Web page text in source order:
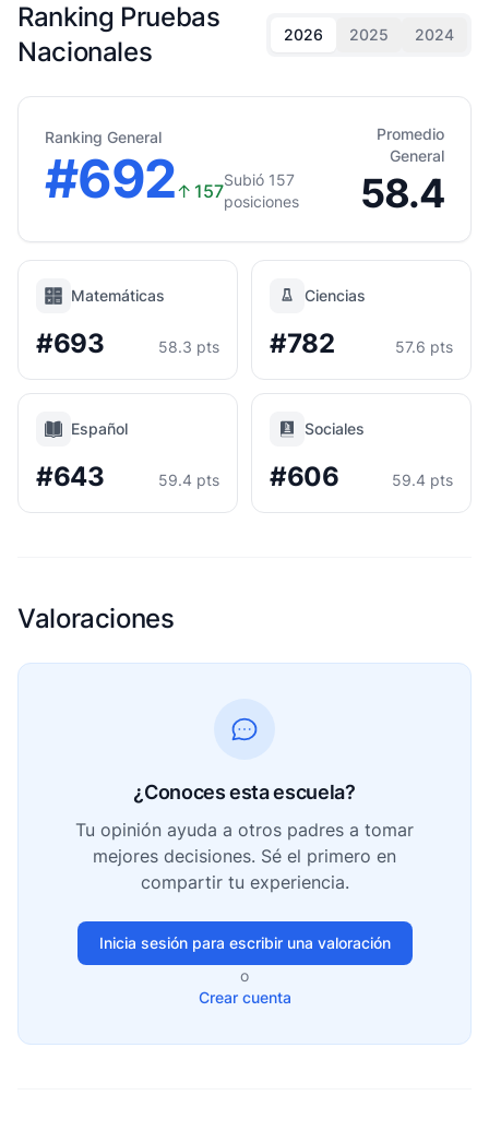
Ranking Pruebas
Nacionales
2026 2025 2024
Ranking General
#692↑ 157
Subió 157
posiciones
Promedio
General
58.4
Matemáticas
#693 58.3 pts
Ciencias
#782 57.6 pts
Español
#643 59.4 pts
Sociales
#606 59.4 pts
Valoraciones
¿Conoces esta escuela?
Tu opinión ayuda a otros padres a tomar
mejores decisiones. Sé el primero en
compartir tu experiencia.
Inicia sesión para escribir una valoración
o
Crear cuenta